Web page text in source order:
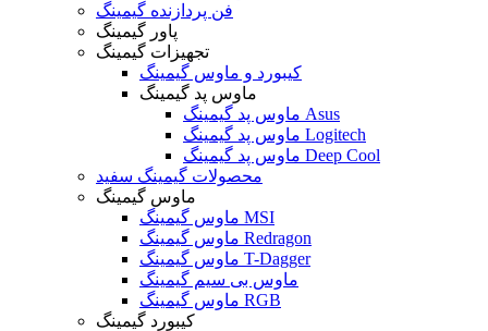
فن پردازنده گیمینگ
پاور گیمینگ
تجهیزات گیمینگ
کیبورد و ماوس گیمینگ
ماوس پد گیمینگ
ماوس پد گیمینگ Asus
ماوس پد گیمینگ Logitech
ماوس پد گیمینگ Deep Cool
محصولات گیمینگ سفید
ماوس گیمینگ
ماوس گیمینگ MSI
ماوس گیمینگ Redragon
ماوس گیمینگ T-Dagger
ماوس بی سیم گیمینگ
ماوس گیمینگ RGB
کیبورد گیمینگ